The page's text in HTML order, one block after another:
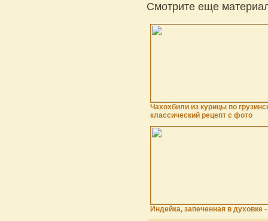
Смотрите еще
Чахохбили из курицы по
классический рецепт с фото
Индейка, запеченная в духовке